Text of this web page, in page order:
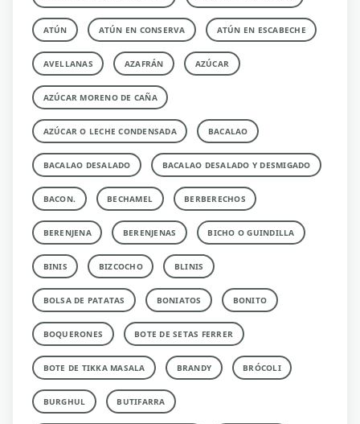
ATÚN ATÚN EN CONSERVA ATÚN EN ESCABECHE
AVELLANAS AZAFRÁN AZÚCAR
AZÚCAR MORENO DE CAÑA
AZÚCAR O LECHE CONDENSADA BACALAO
BACALAO DESALADO BACALAO DESALADO Y DESMIGADO
BACON. BECHAMEL BERBERECHOS
BERENJENA BERENJENAS BICHO O GUINDILLA
BINIS BIZCOCHO BLINIS
BOLSA DE PATATAS BONIATOS BONITO
BOQUERONES BOTE DE SETAS FERRER
BOTE DE TIKKA MASALA BRANDY BRÓCOLI
BURGHUL BUTIFARRA